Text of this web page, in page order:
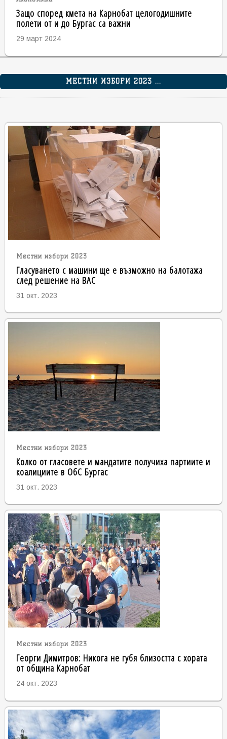
Защо според кмета на Карнобат целогодишните
полети от и до Бургас са важни
29 март 2024
МЕСТНИ ИЗБОРИ 2023 ...
Местни избори 2023
Гласуването с машини ще е възможно на балотажа
след решение на ВАС
31 окт. 2023
Местни избори 2023
Колко от гласовете и мандатите получиха партиите и
коалициите в ОбС Бургас
31 окт. 2023
Местни избори 2023
Георги Димитров: Никога не губя близостта с хората
от община Карнобат
24 окт. 2023